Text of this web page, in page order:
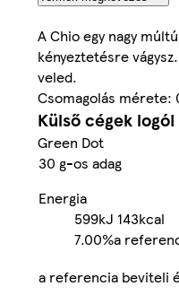
A Chio egy nagy
kényeztetésre
veled.
Csomagolás mérete:
Külső cégek logói
Green Dot
30 g-os adag
Energia
599kJ 143kcal
7.00%a
a referencia beviteli